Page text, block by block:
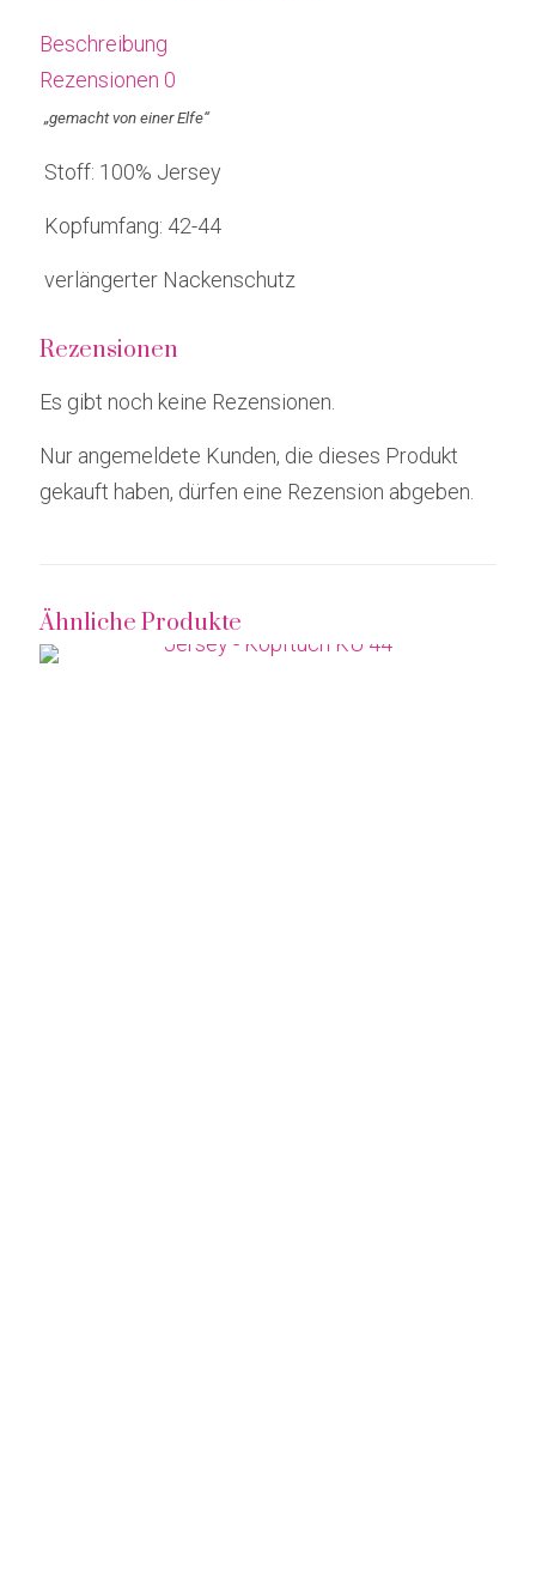
Beschreibung
Rezensionen 0
„gemacht von einer Elfe“
Stoff: 100% Jersey
Kopfumfang: 42-44
verlängerter Nackenschutz
Rezensionen
Es gibt noch keine Rezensionen.
Nur angemeldete Kunden, die dieses Produkt
gekauft haben, dürfen eine Rezension abgeben.
Ähnliche Produkte